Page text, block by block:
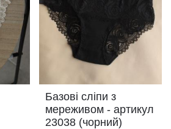
Базові сліпи з
мереживом - артикул
23038 (чорний)